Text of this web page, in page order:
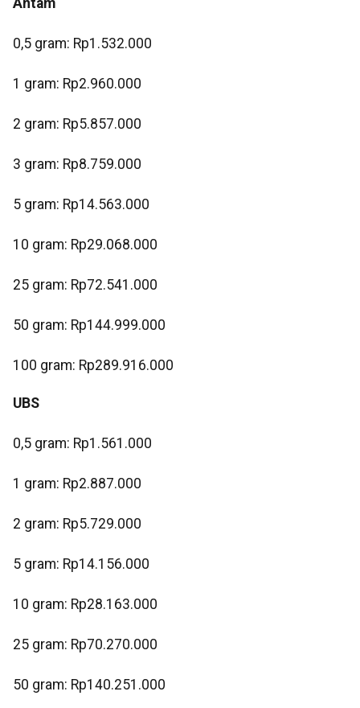
Antam
0,5 gram: Rp1.532.000
‎1 gram: Rp2.960.000
‎2 gram: Rp5.857.000
3 gram: Rp8.759.000
‎5 gram: Rp14.563.000
10 gram: Rp29.068.000
‎25 gram: Rp72.541.000
‎50 gram: Rp144.999.000
‎100 gram: Rp289.916.000
UBS
0,5 gram: Rp1.561.000
‎1 gram: Rp2.887.000
‎2 gram: Rp5.729.000
‎5 gram: Rp14.156.000
10 gram: Rp28.163.000
‎25 gram: Rp70.270.000
‎50 gram: Rp140.251.000